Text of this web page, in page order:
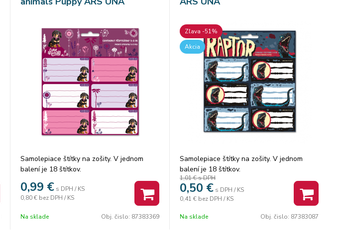
Samolepiace štítky na zošity. V jednom
balení je 18 štítkov.
0,99 € s DPH / KS
0,80 € bez DPH / KS
Na sklade Obj. čislo: 87383369
Zľava -51%
Akcia
Samolepiace štítky na zošity. V jednom
balení je 18 štítkov.
1,01 €s DPH
0,50 € s DPH / KS
0,41 € bez DPH / KS
Na sklade Obj. čislo: 87383087